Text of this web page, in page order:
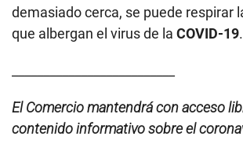
demasiado cerca, se puede respirar
que albergan el virus de la COVID-19.
El Comercio mantendrá con acceso
contenido informativo sobre el